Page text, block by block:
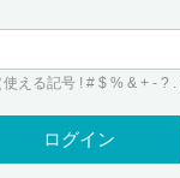
える記号 ! # $ % & + - ? .